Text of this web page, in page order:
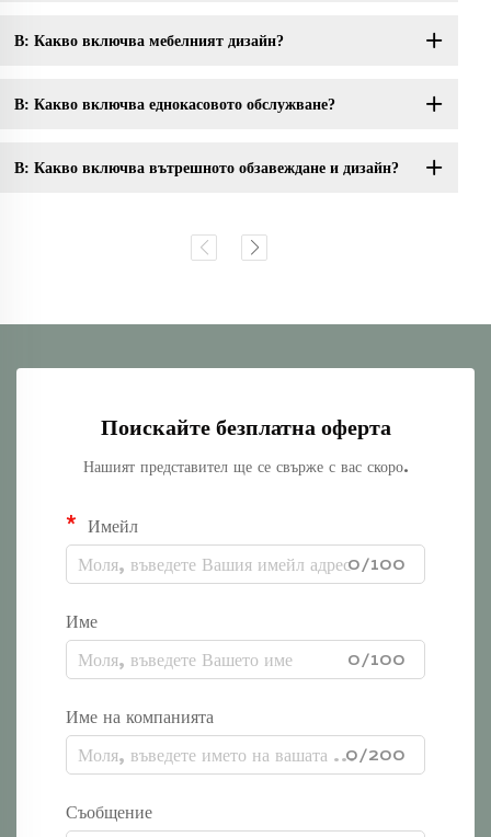
В: Какво включва мебелният дизайн?
В: Какво включва еднокасовото обслужване?
В: Какво включва вътрешното обзавеждане и дизайн?
Поискайте безплатна оферта
Нашият представител ще се свърже с вас скоро.
Имейл
0/100
Име
0/100
Име на компанията
0/200
Съобщение